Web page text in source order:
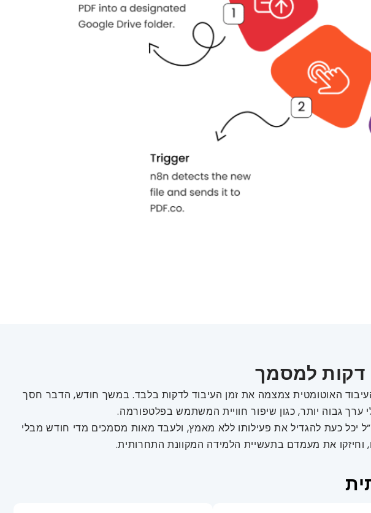
האוטומטית צמצמה את זמן העיבוד לדקות בלבד. במשך חודש, הדבר חסך
שפורסמו. המו”ל יכל כעת להגדיל את פעילותו ללא מאמץ, ולעבד מאות מסמכים מדי חודש מבלי
את מעמדם בתעשיית הלמידה המקוונת התחרותית.